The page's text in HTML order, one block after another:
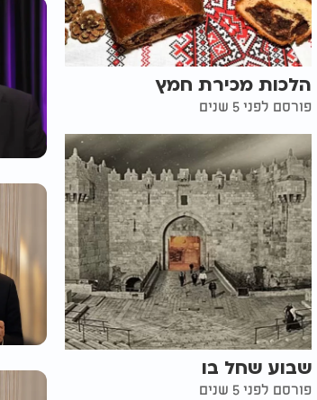
הלכות מכירת חמץ
פורסם לפני 5 שנים
שבוע שחל בו
פורסם לפני 5 שנים